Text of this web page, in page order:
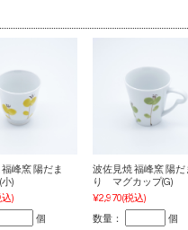
峰窯 陽だま
)
込)
個
波佐見焼 福峰窯 陽だ
り マグカップ(G)
¥2,970(税込)
数量： 個